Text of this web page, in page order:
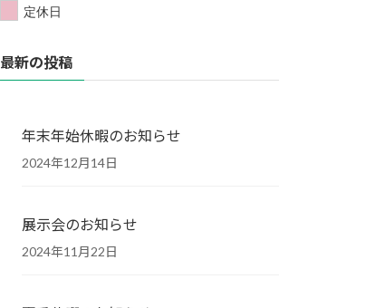
定休日
最新の投稿
年末年始休暇のお知らせ
2024年12月14日
展示会のお知らせ
2024年11月22日